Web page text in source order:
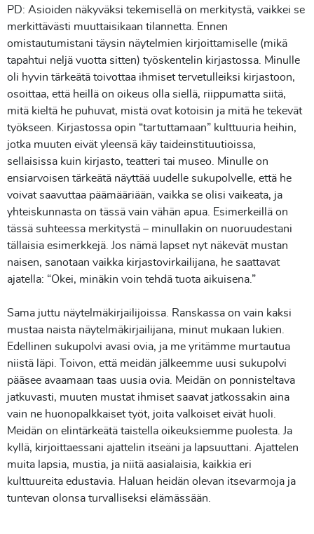
PD: Asioiden näkyväksi tekemisellä on merkitystä, vaikkei se
merkittävästi muuttaisikaan tilannetta. Ennen
omistautumistani täysin näytelmien kirjoittamiselle (mikä
tapahtui neljä vuotta sitten) työskentelin kirjastossa. Minulle
oli hyvin tärkeätä toivottaa ihmiset tervetulleiksi kirjastoon,
osoittaa, että heillä on oikeus olla siellä, riippumatta siitä,
mitä kieltä he puhuvat, mistä ovat kotoisin ja mitä he tekevät
työkseen. Kirjastossa opin “tartuttamaan” kulttuuria heihin,
jotka muuten eivät yleensä käy taideinstituutioissa,
sellaisissa kuin kirjasto, teatteri tai museo. Minulle on
ensiarvoisen tärkeätä näyttää uudelle sukupolvelle, että he
voivat saavuttaa päämääriään, vaikka se olisi vaikeata, ja
yhteiskunnasta on tässä vain vähän apua. Esimerkeillä on
tässä suhteessa merkitystä – minullakin on nuoruudestani
tällaisia esimerkkejä. Jos nämä lapset nyt näkevät mustan
naisen, sanotaan vaikka kirjastovirkailijana, he saattavat
ajatella: “Okei, minäkin voin tehdä tuota aikuisena.”
Sama juttu näytelmäkirjailijoissa. Ranskassa on vain kaksi
mustaa naista näytelmäkirjailijana, minut mukaan lukien.
Edellinen sukupolvi avasi ovia, ja me yritämme murtautua
niistä läpi. Toivon, että meidän jälkeemme uusi sukupolvi
pääsee avaamaan taas uusia ovia. Meidän on ponnisteltava
jatkuvasti, muuten mustat ihmiset saavat jatkossakin aina
vain ne huonopalkkaiset työt, joita valkoiset eivät huoli.
Meidän on elintärkeätä taistella oikeuksiemme puolesta. Ja
kyllä, kirjoittaessani ajattelin itseäni ja lapsuuttani. Ajattelen
muita lapsia, mustia, ja niitä aasialaisia, kaikkia eri
kulttuureita edustavia. Haluan heidän olevan itsevarmoja ja
tuntevan olonsa turvalliseksi elämässään.